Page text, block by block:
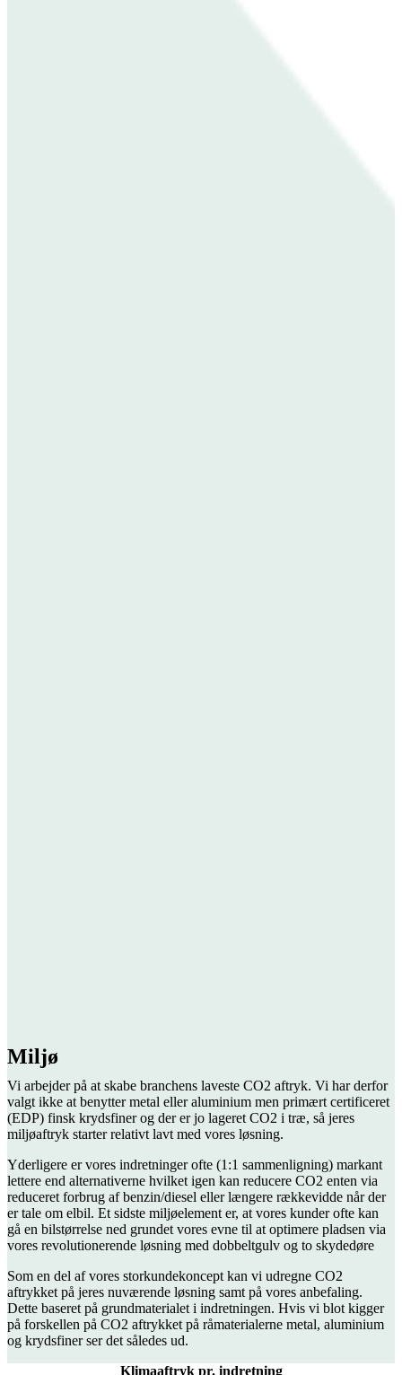
Miljø
Vi arbejder på at skabe branchens laveste CO2 aftryk. Vi har derfor
valgt ikke at benytter metal eller aluminium men primært certificeret
(EDP) finsk krydsfiner og der er jo lageret CO2 i træ, så jeres
miljøaftryk starter relativt lavt med vores løsning.
Yderligere er vores indretninger ofte (1:1 sammenligning) markant
lettere end alternativerne hvilket igen kan reducere CO2 enten via
reduceret forbrug af benzin/diesel eller længere rækkevidde når der
er tale om elbil. Et sidste miljøelement er, at vores kunder ofte kan
gå en bilstørrelse ned grundet vores evne til at optimere pladsen via
vores revolutionerende løsning med dobbeltgulv og to skydedøre
Som en del af vores storkundekoncept kan vi udregne CO2
aftrykket på jeres nuværende løsning samt på vores anbefaling.
Dette baseret på grundmaterialet i indretningen. Hvis vi blot kigger
på forskellen på CO2 aftrykket på råmaterialerne metal, aluminium
og krydsfiner ser det således ud.
Klimaaftryk pr. indretning